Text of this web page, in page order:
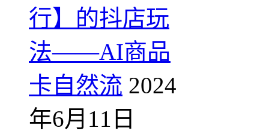
行】的抖店玩
法——AI商品
卡自然流 2024
年6月11日